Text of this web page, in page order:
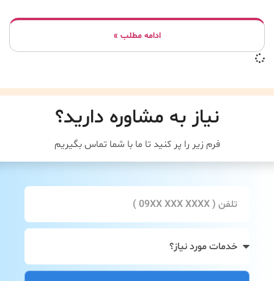
ادامه مطلب »
نیاز به مشاوره دارید؟
فرم زیر را پر کنید تا ما با شما تماس بگیریم